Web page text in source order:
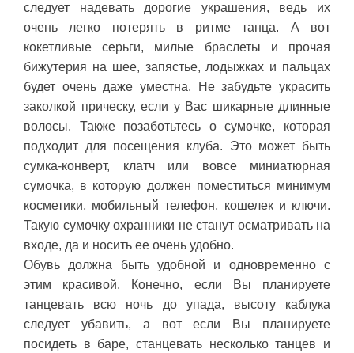
следует надевать дорогие украшения, ведь их
очень легко потерять в ритме танца. А вот
кокетливые серьги, милые браслеты и прочая
бижутерия на шее, запястье, лодыжках и пальцах
будет очень даже уместна. Не забудьте украсить
заколкой прическу, если у Вас шикарные длинные
волосы. Также позаботьтесь о сумочке, которая
подходит для посещения клуба. Это может быть
сумка-конверт, клатч или вовсе миниатюрная
сумочка, в которую должен поместиться минимум
косметики, мобильный телефон, кошелек и ключи.
Такую сумочку охранники не станут осматривать на
входе, да и носить ее очень удобно.
Обувь должна быть удобной и одновременно с
этим красивой. Конечно, если Вы планируете
танцевать всю ночь до упада, высоту каблука
следует убавить, а вот если Вы планируете
посидеть в баре, станцевать несколько танцев и